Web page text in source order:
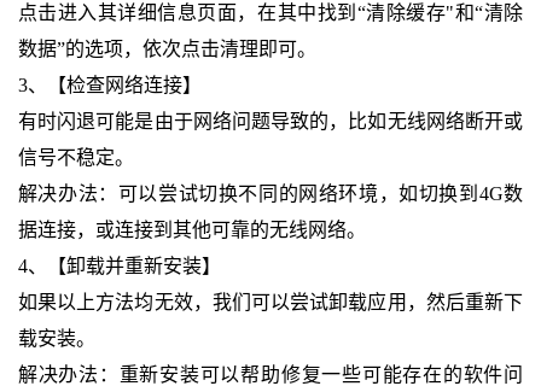
点击进入其详细信息页面，在其中找到“清除缓存"和“清除
数据”的选项，依次点击清理即可。
3、【检查网络连接】
有时闪退可能是由于网络问题导致的，比如无线网络断开或
信号不稳定。
解决办法：可以尝试切换不同的网络环境，如切换到4G数
据连接，或连接到其他可靠的无线网络。
4、【卸载并重新安装】
如果以上方法均无效，我们可以尝试卸载应用，然后重新下
载安装。
解决办法：重新安装可以帮助修复一些可能存在的软件问